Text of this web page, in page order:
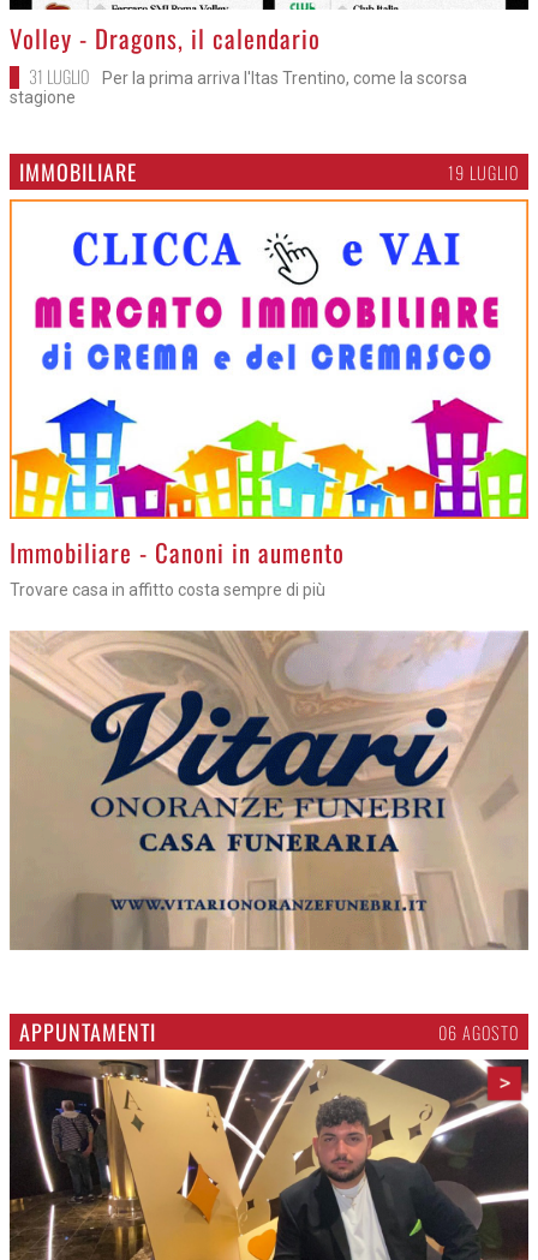
>
Volley - Dragons, il calendario
31 LUGLIO
Per la prima arriva l'Itas Trentino, come la scorsa
stagione
IMMOBILIARE 19 LUGLIO
>Immobiliare - Canoni in aumento
Trovare casa in affitto costa sempre di più
APPUNTAMENTI 06 AGOSTO
>